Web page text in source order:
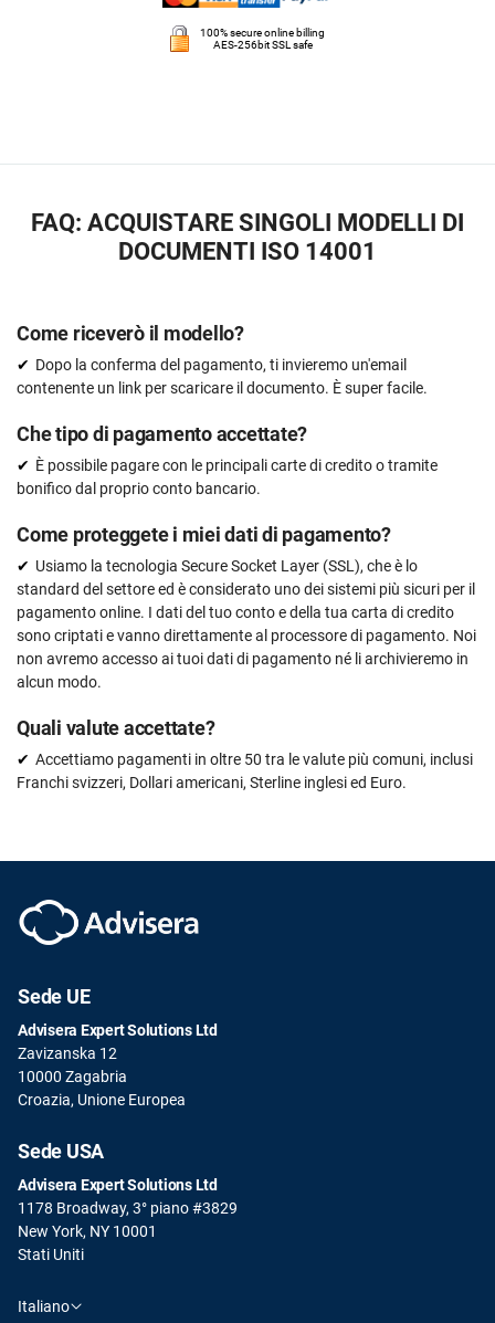
100% secure online billing
AES-256bit SSL safe
FAQ: ACQUISTARE SINGOLI MODELLI DI
DOCUMENTI ISO 14001
Come riceverò il modello?
Dopo la conferma del pagamento, ti invieremo un'email
contenente un link per scaricare il documento. È super facile.
Che tipo di pagamento accettate?
È possibile pagare con le principali carte di credito o tramite
bonifico dal proprio conto bancario.
Come proteggete i miei dati di pagamento?
Usiamo la tecnologia Secure Socket Layer (SSL), che è lo
standard del settore ed è considerato uno dei sistemi più sicuri per il
pagamento online. I dati del tuo conto e della tua carta di credito
sono criptati e vanno direttamente al processore di pagamento. Noi
non avremo accesso ai tuoi dati di pagamento né li archivieremo in
alcun modo.
Quali valute accettate?
Accettiamo pagamenti in oltre 50 tra le valute più comuni, inclusi
Franchi svizzeri, Dollari americani, Sterline inglesi ed Euro.
Sede UE
Advisera Expert Solutions Ltd
Zavizanska 12
10000 Zagabria
Croazia, Unione Europea
Sede USA
Advisera Expert Solutions Ltd
1178 Broadway, 3° piano #3829
New York, NY 10001
Stati Uniti
Italiano